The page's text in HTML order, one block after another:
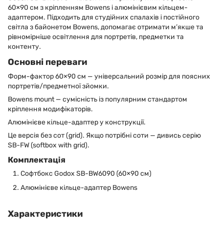
60×90 см з кріпленням Bowens і алюмінієвим кільцем-
адаптером. Підходить для студійних спалахів і постійного
світла з байонетом Bowens, допомагає отримати м’якше та
рівномірніше освітлення для портретів, предметки та
контенту.
Основні переваги
Форм-фактор 60×90 см — універсальний розмір для поясних
портретів/предметної зйомки.
Bowens mount — сумісність із популярним стандартом
кріплення модифікаторів.
Алюмінієве кільце-адаптер у конструкції.
Це версія без сот (grid). Якщо потрібні соти — дивись серію
SB-FW (softbox with grid).
Комплектація
Софтбокс Godox SB-BW6090 (60×90 см)
Алюмінієве кільце-адаптер Bowens
Характеристики